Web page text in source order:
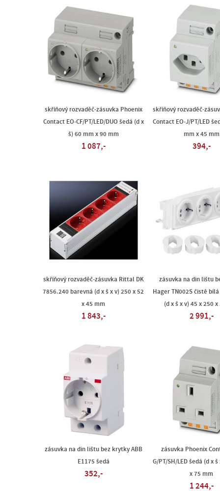
skříňový rozvaděč-zásuvka Phoenix
Contact EO-CF/PT/LED/DUO šedá (d x
š) 60 mm x 90 mm
1 087,-
skříňový rozvaděč-
Contact EO-J/PT/LED
mm x 45 mm
394,-
skříňový rozvaděč-zásuvka Rittal DK
7856.240 barevná (d x š x v) 250 x 52
x 45 mm
1 843,-
zásuvka na din lištu
Hager TN002S čistě bílá
(d x š x v) 45 x 250
2 991,-
zásuvka na din lištu bez krytky ABB
E1175 šedá
352,-
zásuvka Phoenix
G/PT/SH/LED šedá (d x
x 75 mm
1 244,-